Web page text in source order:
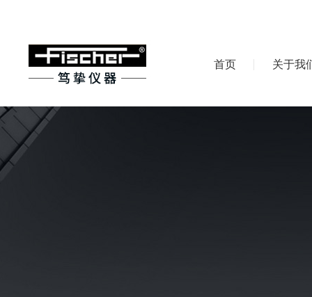
首页 关于我